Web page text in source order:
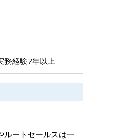
務経験7年以上
ルートセールスは一